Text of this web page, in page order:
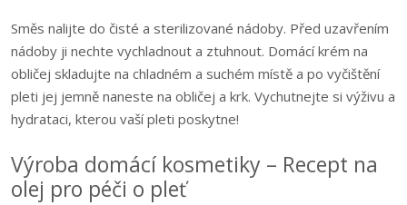
Směs nalijte do čisté a sterilizované nádoby. Před uzavřením
nádoby ji nechte vychladnout a ztuhnout. Domácí krém na
obličej skladujte na chladném a suchém místě a po vyčištění
pleti jej jemně naneste na obličej a krk. Vychutnejte si výživu a
hydrataci, kterou vaší pleti poskytne!
Výroba domácí kosmetiky – Recept na
olej pro péči o pleť